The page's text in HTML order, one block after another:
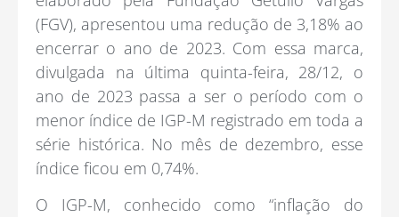
(FGV), apresentou uma redução de 3,18% ao
encerrar o ano de 2023. Com essa marca,
divulgada na última quinta-feira, 28/12, o
ano de 2023 passa a ser o período com o
menor índice de IGP-M registrado em toda a
série histórica. No mês de dezembro, esse
índice ficou em 0,74%.
O IGP-M, conhecido como “inflação do